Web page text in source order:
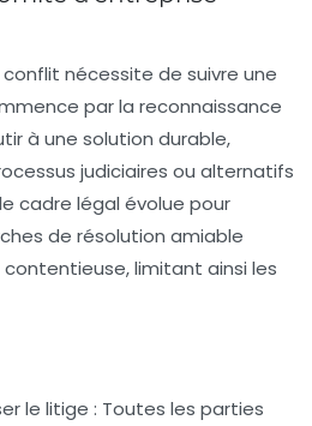
nécessite de suivre une
par la reconnaissance
à une solution durable,
judiciaires ou alternatifs
cadre légal évolue pour
de résolution amiable
limitant ainsi les
le litige : Toutes les parties